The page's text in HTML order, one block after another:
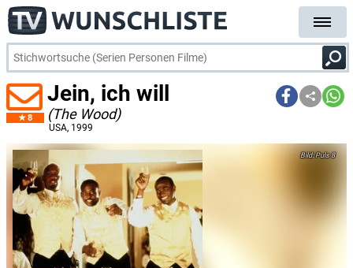
8
Jein, ich will
(The Wood)
USA, 1999
Puls 8